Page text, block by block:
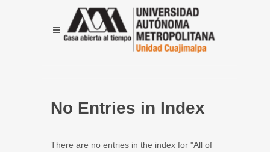
No Entries in Index
There are no entries in the index for "All of